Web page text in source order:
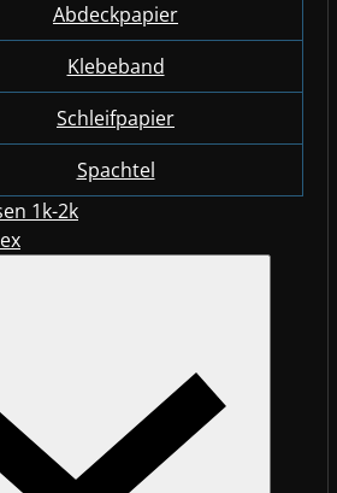
Abdeckpapier
Klebeband
Schleifpapier
Spachtel
1k-2k